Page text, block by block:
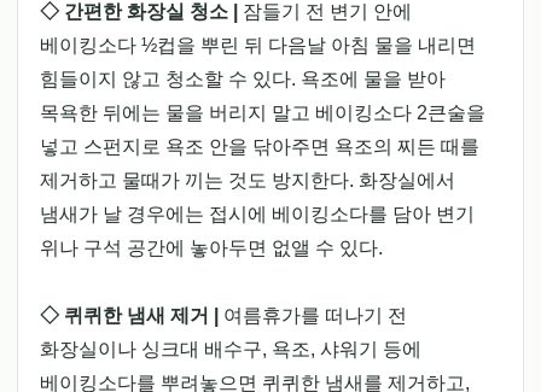
◇ 간편한 화장실 청소 | 잠들기 전 변기 안에
베이킹소다 ½컵을 뿌린 뒤 다음날 아침 물을 내리면
힘들이지 않고 청소할 수 있다. 욕조에 물을 받아
목욕한 뒤에는 물을 버리지 말고 베이킹소다 2큰술을
넣고 스펀지로 욕조 안을 닦아주면 욕조의 찌든 때를
제거하고 물때가 끼는 것도 방지한다. 화장실에서
냄새가 날 경우에는 접시에 베이킹소다를 담아 변기
위나 구석 공간에 놓아두면 없앨 수 있다.
◇ 퀴퀴한 냄새 제거 |
여름휴가를 떠나기 전
화장실이나 싱크대 배수구, 욕조, 샤워기 등에
베이킹소다를 뿌려놓으면 퀴퀴한 냄새를 제거하고,